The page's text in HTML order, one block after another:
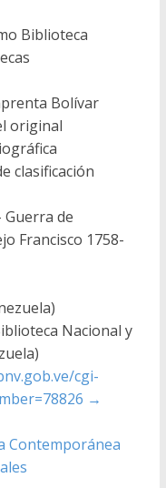
Biblioteca
Bolívar
original
clasificación
de
Francisco 1758-
Nacional y
cgi-
→
Contemporánea